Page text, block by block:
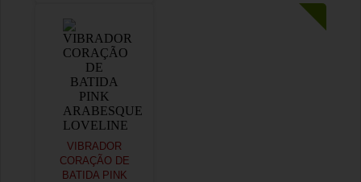
VIBRADOR
CORAÇÃO DE
BATIDA PINK